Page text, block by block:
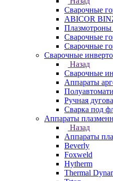
Сварочные
ABICOR
Сварочные
Сварочные
Сварочные
Назад
Сварочные
Аппараты
Ручная
Сварка под
Аппараты
Назад
Аппараты
Beverly
Foxweld
Hytherm
Thermal